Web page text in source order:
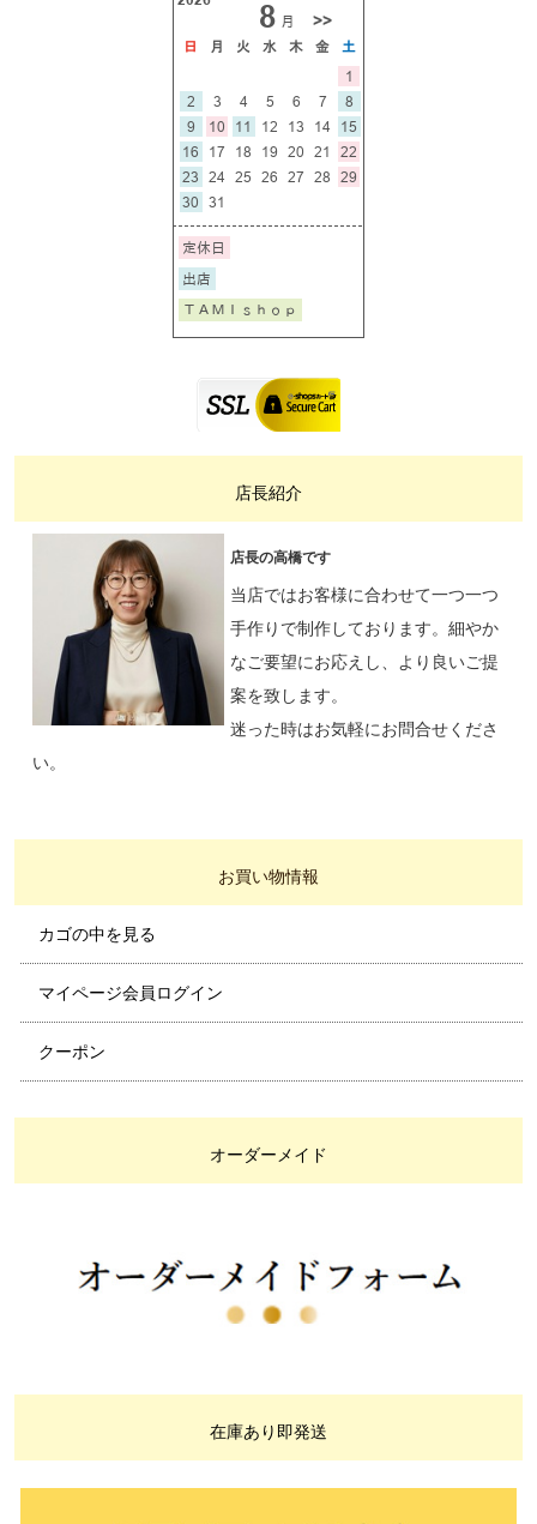
店長紹介
店長の高橋です
当店ではお客様に合わせて一つ一つ
手作りで制作しております。細やか
なご要望にお応えし、より良いご提
案を致します。
迷った時はお気軽にお問合せくださ
い。
お買い物情報
カゴの中を見る
マイページ会員ログイン
クーポン
オーダーメイド
在庫あり即発送